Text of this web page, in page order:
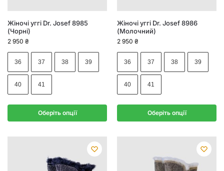
Жіночі уггі Dr. Josef 8985
(Чорні)
2 950 ₴
36 37 38 39
40 41
Оберіть опції
Жіночі уггі Dr. Josef 8986
(Молочний)
2 950 ₴
36 37 38 39
40 41
Оберіть опції